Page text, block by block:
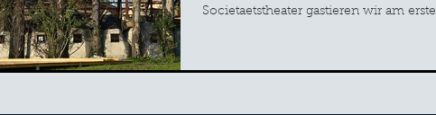
Societaetstheater gastieren wir am